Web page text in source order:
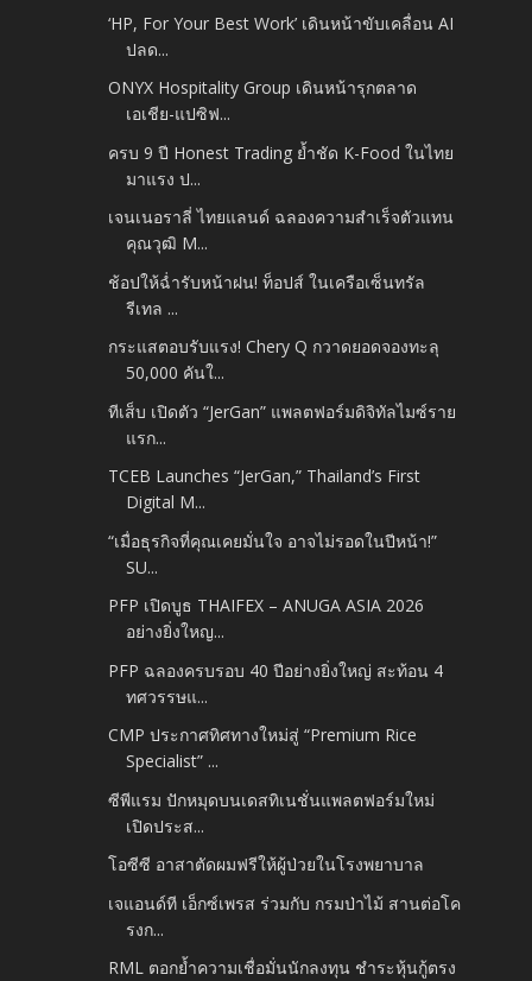
‘HP, For Your Best Work’ เดินหน้าขับเคลื่อน AI
ปลด...
ONYX Hospitality Group เดินหน้ารุกตลาด
เอเชีย-แปซิฟ...
ครบ 9 ปี Honest Trading ย้ำชัด K-Food ในไทย
มาแรง ป...
เจนเนอราลี่ ไทยแลนด์ ฉลองความสำเร็จตัวแทน
คุณวุฒิ M...
ช้อปให้ฉ่ำรับหน้าฝน! ท็อปส์ ในเครือเซ็นทรัล
รีเทล ...
กระแสตอบรับแรง! Chery Q กวาดยอดจองทะลุ
50,000 คันใ...
ทีเส็บ เปิดตัว “JerGan” แพลตฟอร์มดิจิทัลไมซ์ราย
แรก...
TCEB Launches “JerGan,” Thailand’s First
Digital M...
“เมื่อธุรกิจที่คุณเคยมั่นใจ อาจไม่รอดในปีหน้า!”
SU...
PFP เปิดบูธ THAIFEX – ANUGA ASIA 2026
อย่างยิ่งใหญ...
PFP ฉลองครบรอบ 40 ปีอย่างยิ่งใหญ่ สะท้อน 4
ทศวรรษแ...
CMP ประกาศทิศทางใหม่สู่ “Premium Rice
Specialist” ...
ซีพีแรม ปักหมุดบนเดสทิเนชั่นแพลตฟอร์มใหม่
เปิดประส...
โอซีซี อาสาตัดผมฟรีให้ผู้ป่วยในโรงพยาบาล
เจแอนด์ที เอ็กซ์เพรส ร่วมกับ กรมป่าไม้ สานต่อโค
รงก...
RML ตอกย้ำความเชื่อมั่นนักลงทุน ชำระหุ้นกู้ตรง